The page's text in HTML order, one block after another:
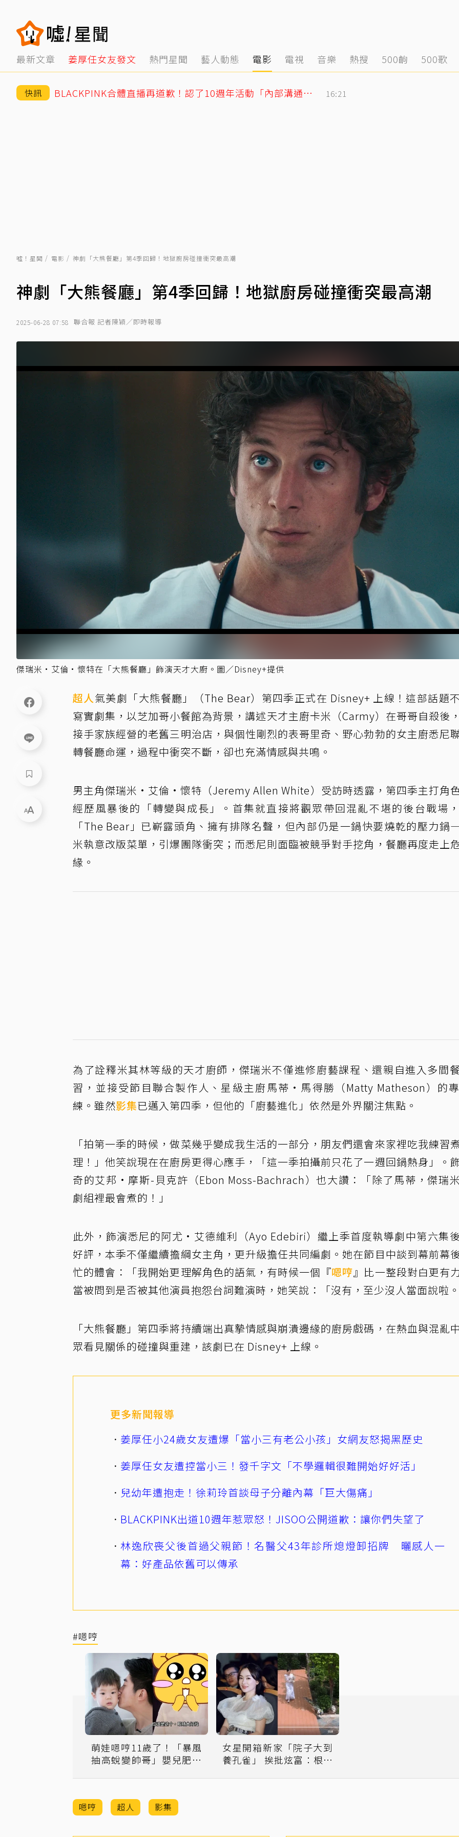
最新文章 姜厚任女友發文 熱門星聞 藝人動態 電影 電視 音樂 熱搜 500齣 500歌
快訊 BLACKPINK合體直播再道歉！認了10週年活動「內部溝通出問題」 16:21
噓！星聞 電影 神劇「大熊餐廳」第4季回歸！地獄廚房碰撞衝突最高潮
神劇「大熊餐廳」第4季回歸！地獄廚房碰撞衝突最高潮
2025-06-28 07:58 聯合報 記者陳穎／即時報導
傑瑞米·艾倫·懷特在「大熊餐廳」飾演天才大廚。圖／Disney+提供
超人氣美劇「大熊餐廳」（The Bear）第四季正式在 Disney+ 上線！這部話題
寫實劇集，以芝加哥小餐館為背景，講述天才主廚卡米（Carmy）在哥哥自殺後
接手家族經營的老舊三明治店，與個性剛烈的表哥里奇、野心勃勃的女主廚悉尼
轉餐廳命運，過程中衝突不斷，卻也充滿情感與共鳴。
男主角傑瑞米·艾倫·懷特（Jeremy Allen White）受訪時透露，第四季主打角
經歷風暴後的「轉變與成長」。首集就直接將觀眾帶回混亂不堪的後台戰場
「The Bear」已嶄露頭角、擁有排隊名聲，但內部仍是一鍋快要燒乾的壓力
米執意改版菜單，引爆團隊衝突；而悉尼則面臨被競爭對手挖角，餐廳再度走上
緣。
為了詮釋米其林等級的天才廚師，傑瑞米不僅進修廚藝課程、還親自進入多間
習，並接受節目聯合製作人、星級主廚馬蒂·馬得勝（Matty Matheson）的
練。雖然影集已邁入第四季，但他的「廚藝進化」依然是外界關注焦點。
「拍第一季的時候，做菜幾乎變成我生活的一部分，朋友們還會來家裡吃我練習
理！」他笑說現在在廚房更得心應手，「這一季拍攝前只花了一週回鍋熱身」。
奇的艾邦·摩斯-貝克許（Ebon Moss-Bachrach）也大讚：「除了馬蒂，傑瑞
劇組裡最會煮的！」
此外，飾演悉尼的阿尤·艾德維利（Ayo Edebiri）繼上季首度執導劇中第六集
好評，本季不僅繼續擔綱女主角，更升級擔任共同編劇。她在節目中談到幕前幕
忙的體會：「我開始更理解角色的語氣，有時候一個『嗯哼』比一整段對白更有力
當被問到是否被其他演員抱怨台詞難演時，她笑說：「沒有，至少沒人當面說啦。
「大熊餐廳」第四季將持續端出真摯情感與崩潰邊緣的廚房戲碼，在熱血與混亂
眾看見關係的碰撞與重建，該劇已在 Disney+ 上線。
更多新聞報導
姜厚任小24歲女友遭爆「當小三有老公小孩」女網友怒揭黑歷史
姜厚任女友遭控當小三！發千字文「不學邏輯很難開始好好活」
兒幼年遭抱走！徐莉玲首談母子分離內幕「巨大傷痛」
BLACKPINK出道10週年惹眾怒！JISOO公開道歉：讓你們失望了
林逸欣喪父後首過父親節！名醫父43年診所熄燈卸招牌 曬感人一
幕：好產品依舊可以傳承
#嗯哼
萌娃嗯哼11歲了！「暴風
抽高蛻變帥哥」嬰兒肥雙
女星開箱新家「院子大到
養孔雀」 挨批炫富：根本
嗯哼 超人 影集